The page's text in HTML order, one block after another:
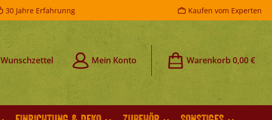
30 Jahre Erfahrunng Kaufen vom Experten
Wunschzettel Mein Konto Warenkorb0,00 €